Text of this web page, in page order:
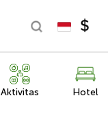
Aktivitas Hotel